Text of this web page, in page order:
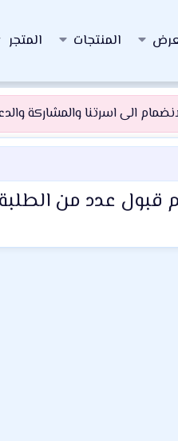
المنتجات المتجر
الى اسرتنا والمشاركة
عدد من الطلبة